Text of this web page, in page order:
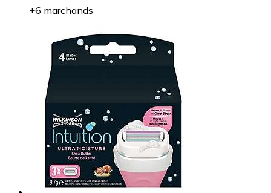
+6 marchands